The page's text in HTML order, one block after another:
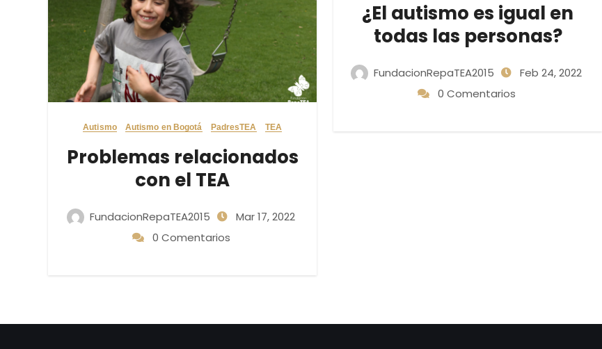
Autismo Autismo en Bogotá PadresTEA TEA
Problemas relacionados
con el TEA
FundacionRepaTEA2015
Mar 17, 2022
0 Comentarios
¿El autismo es igual en
todas las personas?
FundacionRepaTEA2015
Feb 24, 2022
0 Comentarios